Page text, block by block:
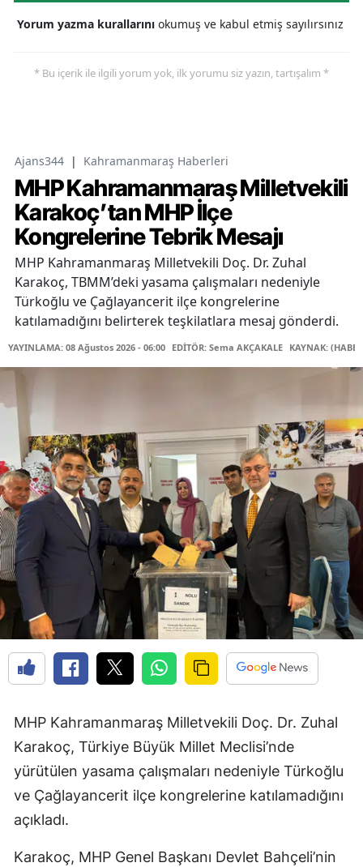
Yorum yazma kurallarını okumuş ve kabul etmiş sayılırsınız
* Bu içerik ile ilgili yorum yok, ilk yorumu siz yazın, tartışalım *
Ajans344 | Kahramanmaraş Haberleri
MHP Kahramanmaraş Milletvekili
Karakoç’tan MHP İlçe
Kongrelerine Tebrik Mesajı
MHP Kahramanmaraş Milletvekili Doç. Dr. Zuhal
Karakoç, TBMM’deki yasama çalışmaları nedeniyle
Türkoğlu ve Çağlayancerit ilçe kongrelerine
katılamadığını belirterek teşkilatlara mesaj gönderdi.
YAYINLAMA: 08 Ağustos 2026 - 06:00 EDİTÖR: Sema AKÇAKALE KAYNAK:
MHP Kahramanmaraş Milletvekili Doç. Dr. Zuhal
Karakoç, Türkiye Büyük Millet Meclisi’nde
yürütülen yasama çalışmaları nedeniyle Türkoğlu
ve Çağlayancerit ilçe kongrelerine katılamadığını
açıkladı.
Karakoç, MHP Genel Başkanı Devlet Bahçeli’nin